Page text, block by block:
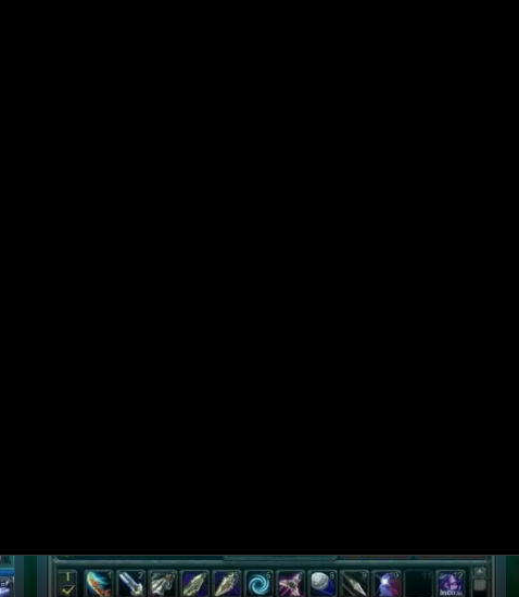
de caçador (caçador).
dificuldades, permitindo que você rapidamente saída o
mais fácil usar totens.